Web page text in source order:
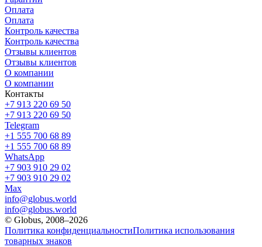
Оплата
Оплата
Контроль качества
Контроль качества
Отзывы клиентов
Отзывы клиентов
О компании
О компании
Контакты
+7 913 220 69 50
+7 913 220 69 50
Telegram
+1 555 700 68 89
+1 555 700 68 89
WhatsApp
+7 903 910 29 02
+7 903 910 29 02
Max
info@globus.world
info@globus.world
© Globus, 2008–2026
Политика конфиденциальностиПолитика использования
товарных знаков